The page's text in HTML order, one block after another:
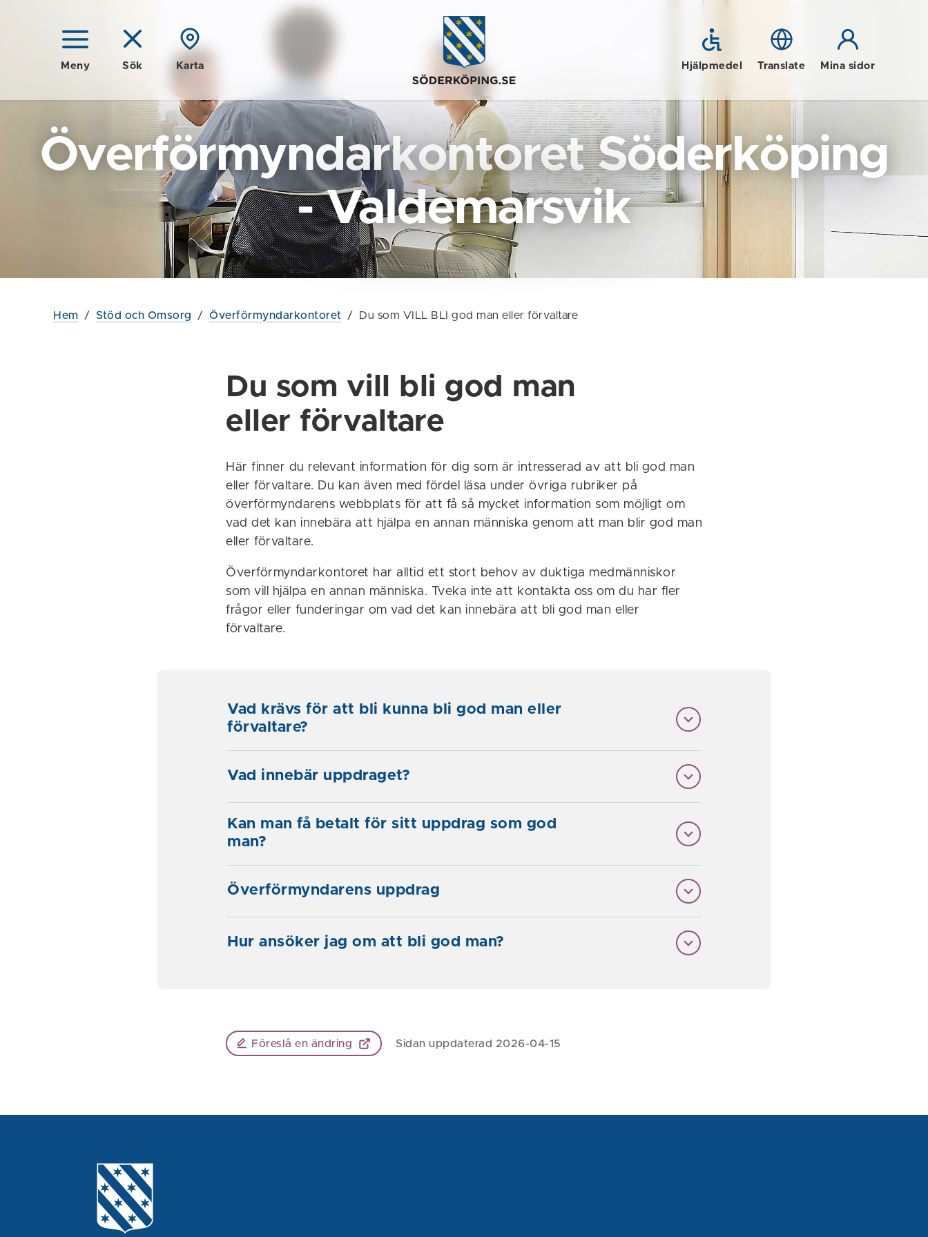
Meny Sök Karta Hjälpmedel Translate Mina sidor
Överförmyndarkontoret Söderköping
- Valdemarsvik
Hem / Stöd och Omsorg / Överförmyndarkontoret / Du som VILL BLI god man eller förvaltare
Du som vill bli god man
eller förvaltare
Här finner du relevant information för dig som är intresserad av att bli god man
eller förvaltare. Du kan även med fördel läsa under övriga rubriker på
överförmyndarens webbplats för att få så mycket information som möjligt om
vad det kan innebära att hjälpa en annan människa genom att man blir god man
eller förvaltare.
Överförmyndarkontoret har alltid ett stort behov av duktiga medmänniskor
som vill hjälpa en annan människa. Tveka inte att kontakta oss om du har fler
frågor eller funderingar om vad det kan innebära att bli god man eller
förvaltare.
Vad krävs för att bli kunna bli god man eller
förvaltare?
Vad innebär uppdraget?
Kan man få betalt för sitt uppdrag som god
man?
Överförmyndarens uppdrag
Hur ansöker jag om att bli god man?
Föreslå en ändring Sidan uppdaterad 2026-04-15